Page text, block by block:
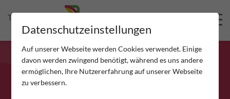
Datenschutzeinstellungen
Auf unserer Webseite werden Cookies verwendet. Einige
davon werden zwingend benötigt, während es uns andere
ermöglichen, Ihre Nutzererfahrung auf unserer Webseite
zu verbessern.